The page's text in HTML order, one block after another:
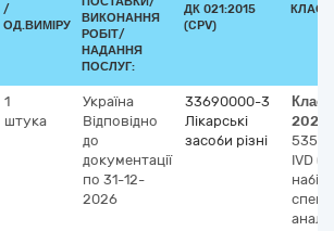
/
ОД.ВИМІРУ
ВИКОНАННЯ
РОБІТ/
НАДАННЯ
ПОСЛУГ:
ДК 021:2015
(CPV)
1
штука
Україна
Відповідно
до
документації
по 31-12-
2026
33690000-3
Лікарські
засоби різні
2023
53587
IVD
аналіз